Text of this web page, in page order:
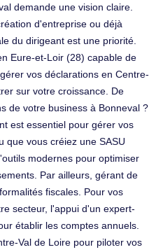
demande une vision claire.
d'entreprise ou déjà
du dirigeant est une priorité.
Eure-et-Loir (28) capable de
vos déclarations en Centre-
sur votre croissance. De
de votre business à Bonneval ?
est essentiel pour gérer vos
que vous créiez une SASU
modernes pour optimiser
Par ailleurs, gérant de
fiscales. Pour vos
secteur, l'appui d'un expert-
établir les comptes annuels.
Val de Loire pour piloter vos